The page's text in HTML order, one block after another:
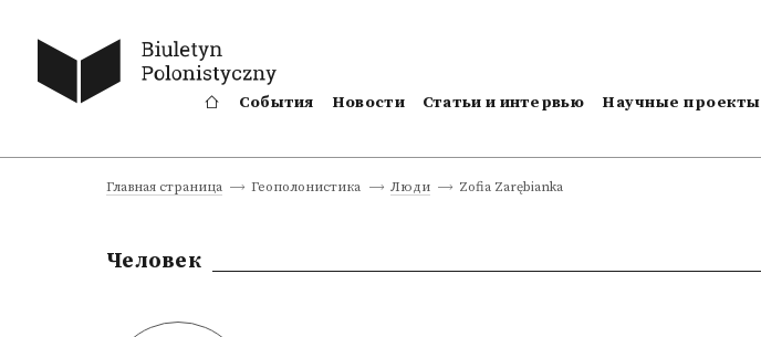
События Новости Статьи и интервью Научные проекты
Главная страница Геополонистика Люди Zofia Zarębianka
Человек